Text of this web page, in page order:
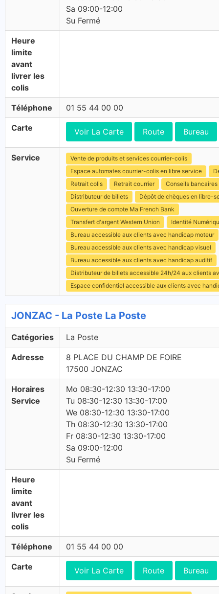
Sa 09:00-12:00
Su Fermé
Heure
limite
avant
livrer les
colis
Téléphone 01 55 44 00 00
Carte Voir La Carte Route Bureau
Service
Vente de produits et services courrier-colis
Espace automates courrier-colis en libre service
Retrait colis
Retrait courrier
Conseils bancaires
Distributeur de billets
Dépôt de chèques en libre-
Ouverture de compte Ma French Bank
Transfert d'argent Western Union
Identité
Bureau accessible aux clients avec handicap moteur
Bureau accessible aux clients avec handicap visuel
Bureau accessible aux clients avec handicap auditif
Distributeur de billets accessible 24h/24 aux clients
Espace confidentiel accessible aux clients avec
JONZAC - La Poste La Poste
Catégories La Poste
Adresse
8 PLACE DU CHAMP DE FOIRE
17500 JONZAC
Horaires
Service
Mo 08:30-12:30 13:30-17:00
Tu 08:30-12:30 13:30-17:00
We 08:30-12:30 13:30-17:00
Th 08:30-12:30 13:30-17:00
Fr 08:30-12:30 13:30-17:00
Sa 09:00-12:00
Su Fermé
Heure
limite
avant
livrer les
colis
Téléphone 01 55 44 00 00
Carte Voir La Carte Route Bureau